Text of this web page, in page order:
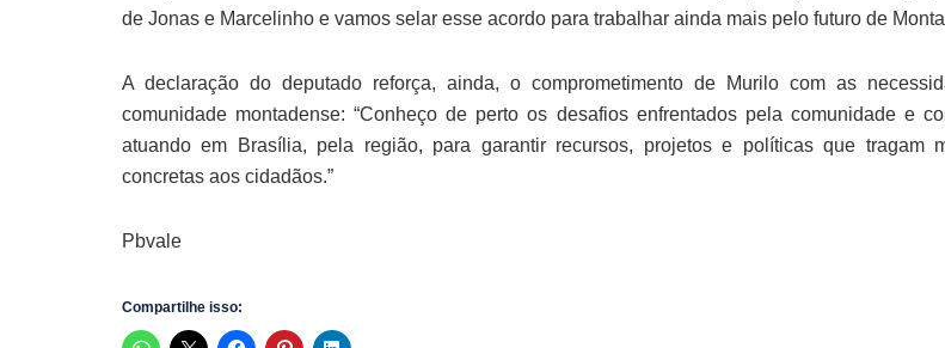
de Jonas e Marcelinho e vamos selar esse acordo para trabalhar ainda mais pelo futuro de
A declaração do deputado reforça, ainda, o comprometimento de Murilo com as
comunidade montadense: “Conheço de perto os desafios enfrentados pela comunidade e
atuando em Brasília, pela região, para garantir recursos, projetos e políticas que tragam
concretas aos cidadãos.”
Pbvale
Compartilhe isso: